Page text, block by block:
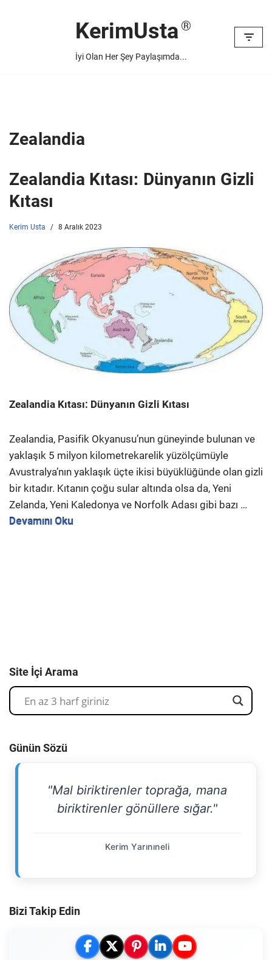
KerimUsta
İyi Olan Her Şey Paylaşımda...
Zealandia
Zealandia Kıtası: Dünyanın Gizli
Kıtası
Kerim Usta 8 Aralık 2023
Zealandia Kıtası: Dünyanın Gizli Kıtası
Zealandia, Pasifik Okyanusu’nun güneyinde bulunan ve
yaklaşık 5 milyon kilometrekarelik yüzölçümüyle
Avustralya’nın yaklaşık üçte ikisi büyüklüğünde olan gizli
bir kıtadır. Kıtanın çoğu sular altında olsa da, Yeni
Zelanda, Yeni Kaledonya ve Norfolk Adası gibi bazı …
Devamını Oku
Site İçi Arama
Günün Sözü
"Mal biriktirenler toprağa, mana
biriktirenler gönüllere sığar."
Kerim Yarınıneli
Bizi Takip Edin